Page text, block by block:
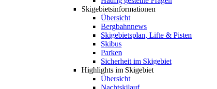
Skigebiets­informationen
Übersicht
Bergbahnnews
Skigebietsplan, Lifte & Pisten
Skibus
Parken
Sicherheit im Skigebiet
Highlights im Skigebiet
Übersicht
Nachtskilauf